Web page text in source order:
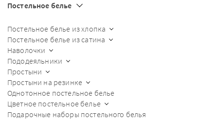
Постельное белье
Постельное белье из хлопка
Постельное белье из сатина
Наволочки
Пододеяльники
Простыни
Простыни на резинке
Однотонное постельное белье
Цветное постельное белье
Подарочные наборы постельного белья